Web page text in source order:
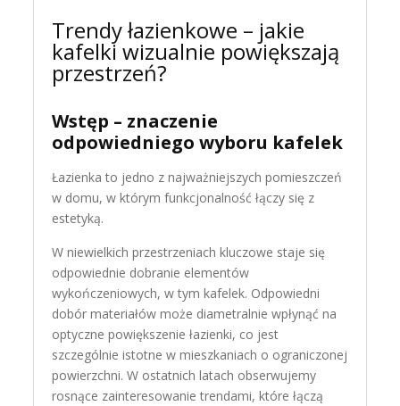
Trendy łazienkowe – jakie
kafelki wizualnie powiększają
przestrzeń?
Wstęp – znaczenie
odpowiedniego wyboru kafelek
Łazienka to jedno z najważniejszych pomieszczeń
w domu, w którym funkcjonalność łączy się z
estetyką.
W niewielkich przestrzeniach kluczowe staje się
odpowiednie dobranie elementów
wykończeniowych, w tym kafelek. Odpowiedni
dobór materiałów może diametralnie wpłynąć na
optyczne powiększenie łazienki, co jest
szczególnie istotne w mieszkaniach o ograniczonej
powierzchni. W ostatnich latach obserwujemy
rosnące zainteresowanie trendami, które łączą